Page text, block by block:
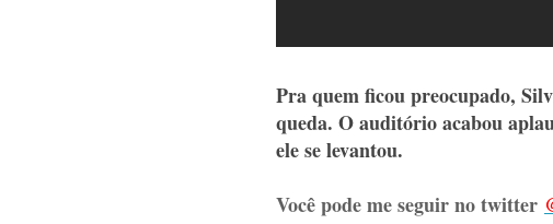
Pra quem ficou preocupado,
queda. O auditório acabou
ele se levantou.
Você pode me seguir no twitter